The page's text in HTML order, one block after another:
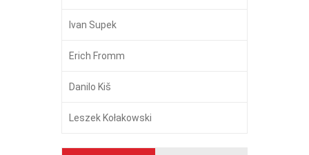
Ivan Supek
Erich Fromm
Danilo Kiš
Leszek Kołakowski